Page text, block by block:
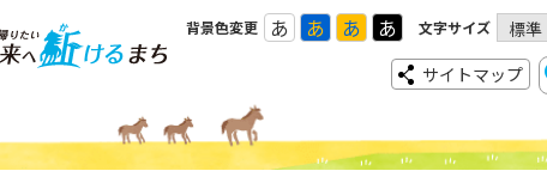
背景色変更 あ あ あ あ 文字サイズ 標準
サイトマップ